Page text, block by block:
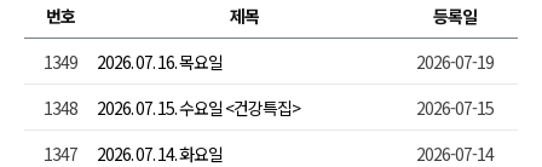
번호
제목
등록일
1349
2026. 07. 16. 목요일
2026-07-19
1348
2026. 07. 15. 수요일 <건강특집>
2026-07-15
1347
2026. 07. 14. 화요일
2026-07-14